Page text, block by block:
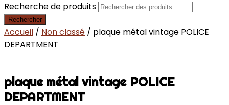
Recherche de produits
Rechercher
Accueil / Non classé / plaque métal vintage POLICE
DEPARTMENT
plaque métal vintage POLICE
DEPARTMENT